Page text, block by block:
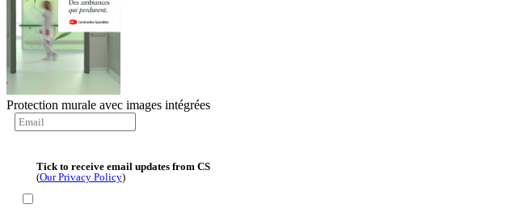
Protection murale avec images intégrées
Tick to receive email updates from CS
(Our Privacy Policy)